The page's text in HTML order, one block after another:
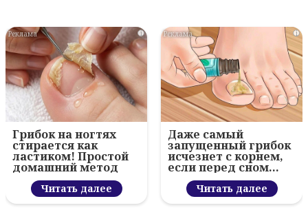
i
Грибок на ногтях
стирается как
ластиком! Простой
домашний метод
Читать далее
i
Даже самый
запущенный грибок
исчезнет с корнем,
если перед сном…
Читать далее